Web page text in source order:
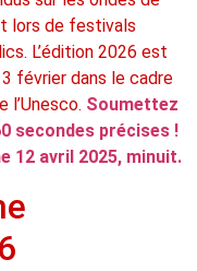
lors de festivals
L’édition 2026 est
février dans le cadre
l’Unesco. Soumettez
secondes précises !
12 avril 2025, minuit.